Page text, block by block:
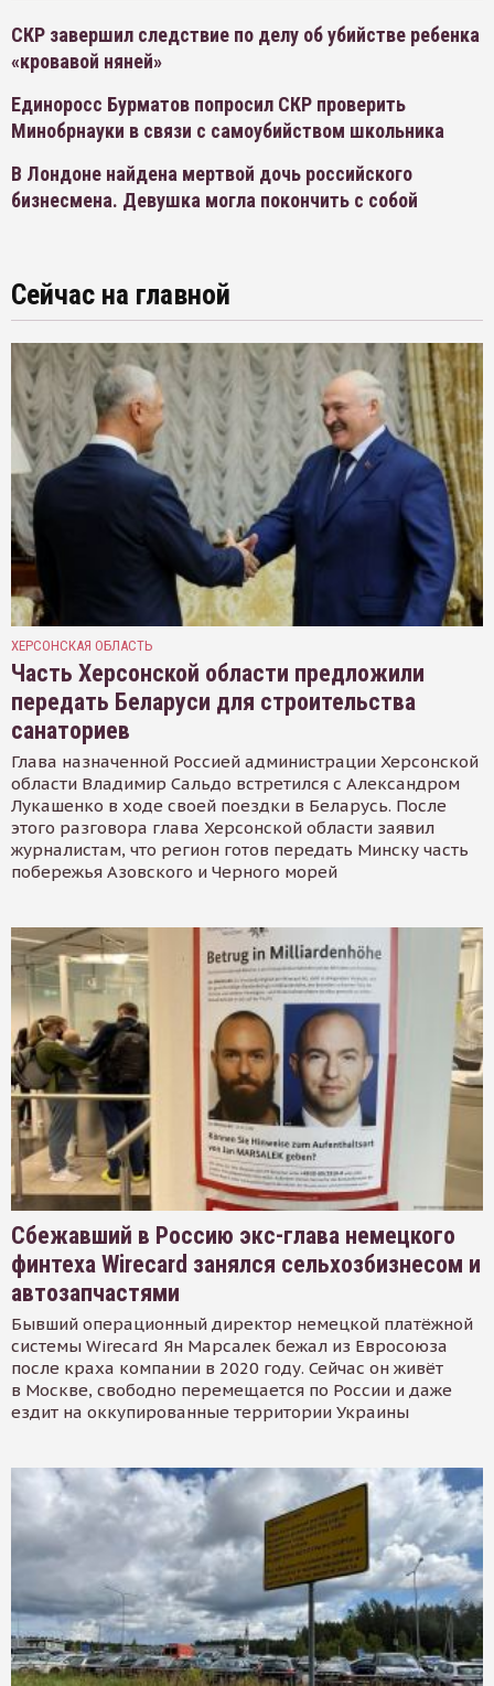
СКР завершил следствие по делу об убийстве ребенка
«кровавой няней»
Единоросс Бурматов попросил СКР проверить
Минобрнауки в связи с самоубийством школьника
В Лондоне найдена мертвой дочь российского
бизнесмена. Девушка могла покончить с собой
Сейчас на главной
ХЕРСОНСКАЯ ОБЛАСТЬ
Часть Херсонской области предложили
передать Беларуси для строительства
санаториев
Глава назначенной Россией администрации Херсонской
области Владимир Сальдо встретился с Александром
Лукашенко в ходе своей поездки в Беларусь. После
этого разговора глава Херсонской области заявил
журналистам, что регион готов передать Минску часть
побережья Азовского и Черного морей
Сбежавший в Россию экс-глава немецкого
финтеха Wirecard занялся сельхозбизнесом и
автозапчастями
Бывший операционный директор немецкой платёжной
системы Wirecard Ян Марсалек бежал из Евросоюза
после краха компании в 2020 году. Сейчас он живёт
в Москве, свободно перемещается по России и даже
ездит на оккупированные территории Украины